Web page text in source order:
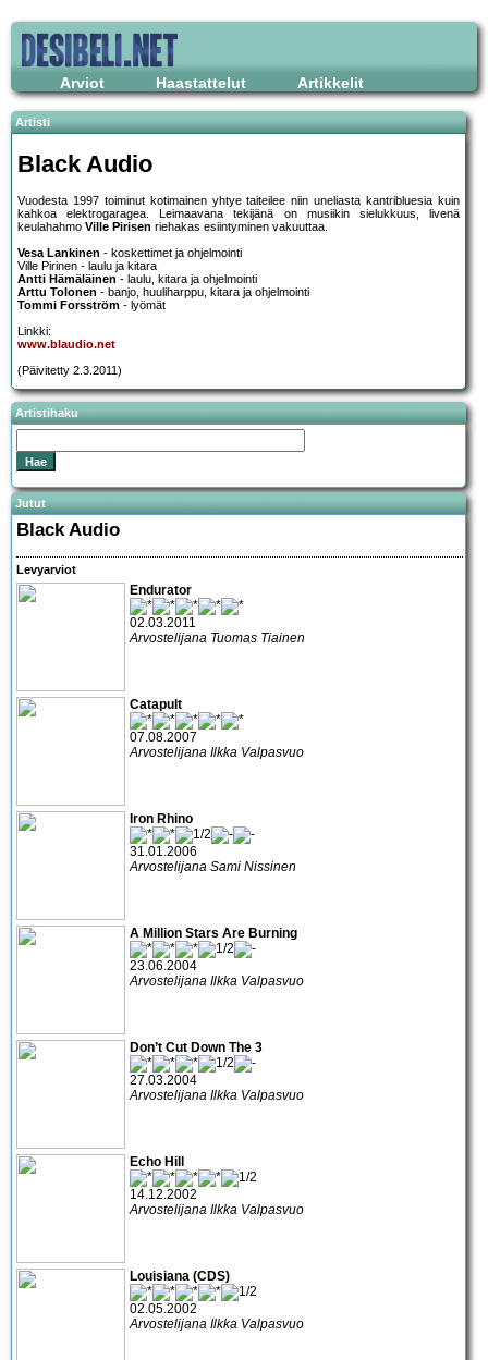
Arviot Haastattelut Artikkelit
Artisti
Black Audio
Vuodesta 1997 toiminut kotimainen yhtye taiteilee niin uneliasta kantribluesia kuin
kahkoa elektrogaragea. Leimaavana tekijänä on musiikin sielukkuus, livenä
keulahahmo Ville Pirisen riehakas esiintyminen vakuuttaa.
Vesa Lankinen - koskettimet ja ohjelmointi
Ville Pirinen - laulu ja kitara
Antti Hämäläinen - laulu, kitara ja ohjelmointi
Arttu Tolonen - banjo, huuliharppu, kitara ja ohjelmointi
Tommi Forsström - lyömät
Linkki:
www.blaudio.net
(Päivitetty 2.3.2011)
Artistihaku
Jutut
Black Audio
Levyarviot
Endurator
02.03.2011
Arvostelijana Tuomas Tiainen
Catapult
07.08.2007
Arvostelijana Ilkka Valpasvuo
Iron Rhino
31.01.2006
Arvostelijana Sami Nissinen
A Million Stars Are Burning
23.06.2004
Arvostelijana Ilkka Valpasvuo
Don’t Cut Down The 3
27.03.2004
Arvostelijana Ilkka Valpasvuo
Echo Hill
14.12.2002
Arvostelijana Ilkka Valpasvuo
Louisiana (CDS)
02.05.2002
Arvostelijana Ilkka Valpasvuo